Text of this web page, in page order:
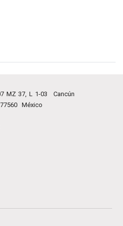
MZ 37, L 1-03
Cancún
77560 México